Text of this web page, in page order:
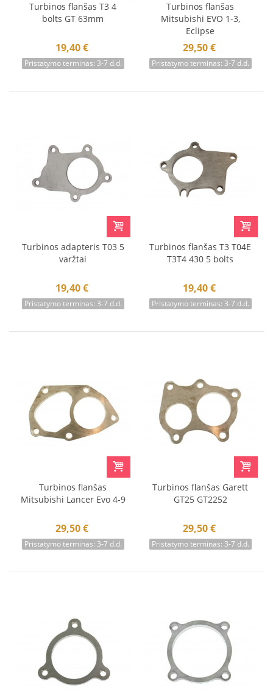
Turbinos flanšas T3 4
bolts GT 63mm
19,40 €
Pristatymo terminas: 3-7 d.d.
Turbinos flanšas
Mitsubishi EVO 1-3,
Eclipse
29,50 €
Pristatymo terminas: 3-7 d.d.
Turbinos adapteris T03 5
varžtai
19,40 €
Pristatymo terminas: 3-7 d.d.
Turbinos flanšas T3 T04E
T3T4 430 5 bolts
19,40 €
Pristatymo terminas: 3-7 d.d.
Turbinos flanšas
Mitsubishi Lancer Evo 4-9
29,50 €
Pristatymo terminas: 3-7 d.d.
Turbinos flanšas Garett
GT25 GT2252
29,50 €
Pristatymo terminas: 3-7 d.d.